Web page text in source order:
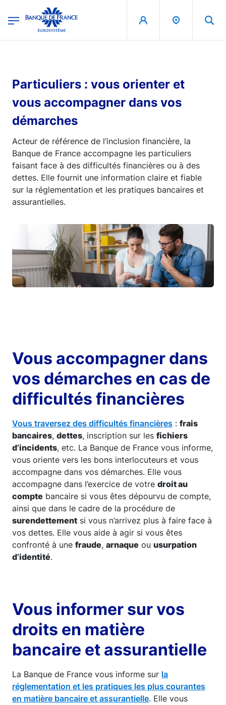
Banque de France - Menu Principal
Particuliers : vous orienter et
vous accompagner dans vos
démarches
Acteur de référence de l’inclusion financière, la
Banque de France accompagne les particuliers
faisant face à des difficultés financières ou à des
dettes. Elle fournit une information claire et fiable
sur la réglementation et les pratiques bancaires et
assurantielles.
Vous accompagner dans
vos démarches en cas de
difficultés financières
Vous traversez des difficultés financières : frais
bancaires, dettes, inscription sur les fichiers
d’incidents, etc. La Banque de France vous informe,
vous oriente vers les bons interlocuteurs et vous
accompagne dans vos démarches. Elle vous
accompagne dans l’exercice de votre droit au
compte bancaire si vous êtes dépourvu de compte,
ainsi que dans le cadre de la procédure de
surendettement si vous n’arrivez plus à faire face à
vos dettes. Elle vous aide à agir si vous êtes
confronté à une fraude, arnaque ou usurpation
d’identité.
Vous informer sur vos
droits en matière
bancaire et assurantielle
La Banque de France vous informe sur la
réglementation et les pratiques les plus courantes
en matière bancaire et assurantielle. Elle vous